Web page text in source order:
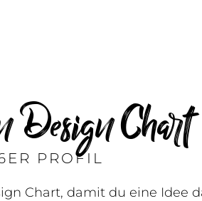
Chart
PROFIL
Chart, damit du eine Idee